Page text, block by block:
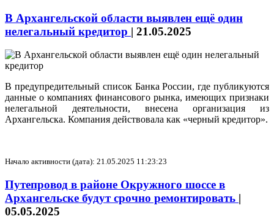
В Архангельской области выявлен ещё один
нелегальный кредитор | 21.05.2025
В предупредительный список Банка России, где публикуются
данные о компаниях финансового рынка, имеющих признаки
нелегальной деятельности, внесена организация из
Архангельска. Компания действовала как «черный кредитор».
Начало активности (дата): 21.05.2025 11:23:23
Путепровод в районе Окружного шоссе в
Архангельске будут срочно ремонтировать |
05.05.2025